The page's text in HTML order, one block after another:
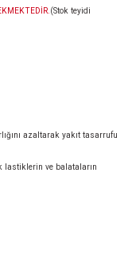
(Stok teyidi
azaltarak yakıt tasarrufu
lastiklerin ve balataların